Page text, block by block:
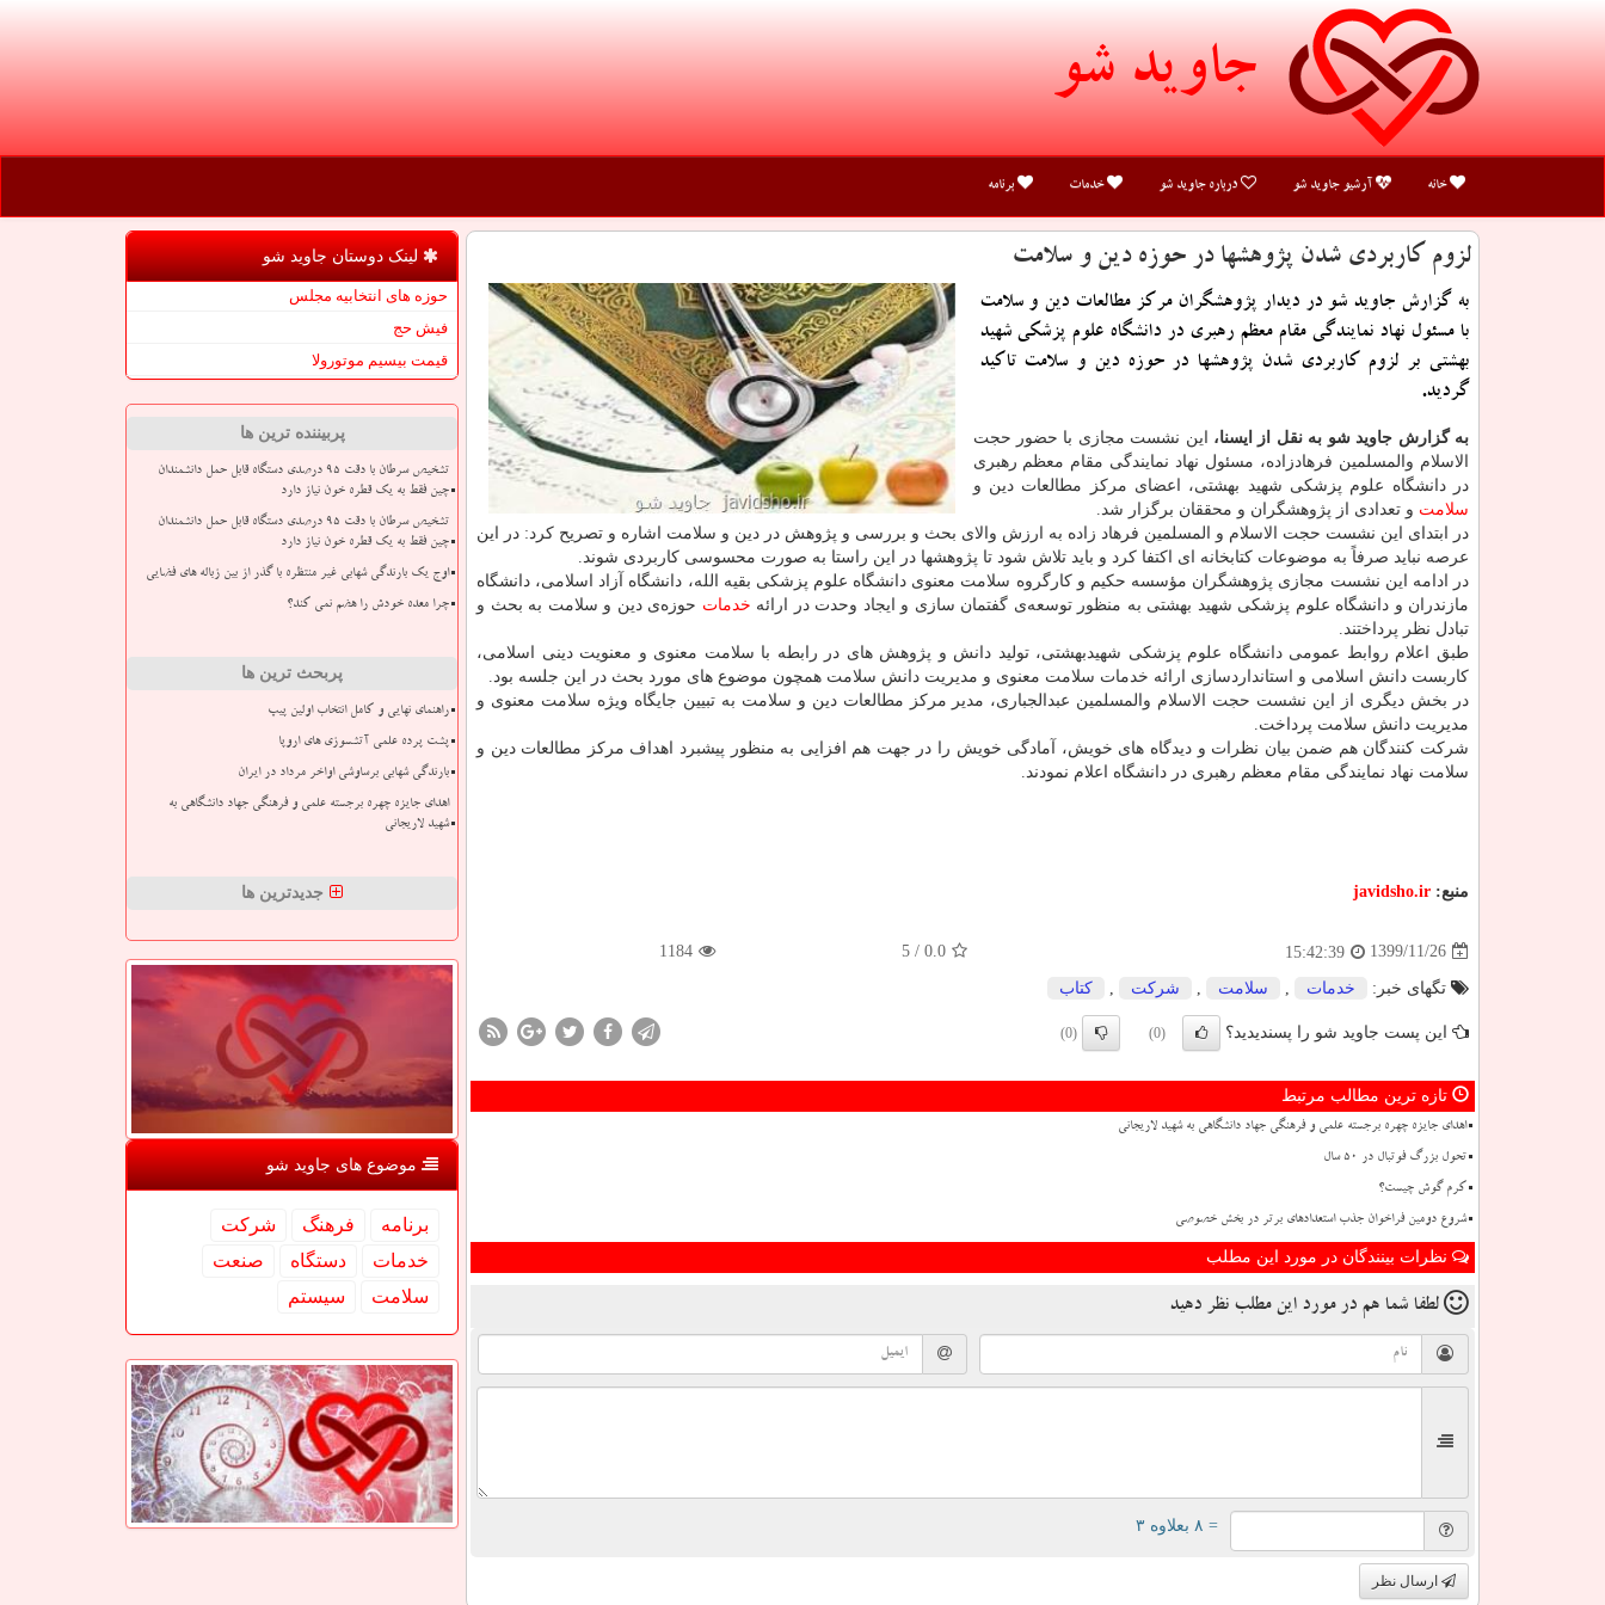
جاوید شو
خانه آرشیو جاوید شو درباره جاوید شو خدمات برنامه
لزوم كاربردی شدن پژوهشها در حوزه دین و سلامت
به گزارش جاوید شو در دیدار پژوهشگران مرکز مطالعات دین و سلامت
با مسئول نهاد نمایندگی مقام معظم رهبری در دانشگاه علوم پزشکی شهید
بهشتی بر لزوم کاربردی شدن پژوهشها در حوزه دین و سلامت تاکید
گردید.
به گزارش جاوید شو به نقل از ایسنا،
این نشست مجازی با حضور حجت
الاسلام والمسلمین فرهادزاده، مسئول نهاد نمایندگی مقام معظم رهبری
در دانشگاه علوم پزشکی شهید بهشتی، اعضای مرکز مطالعات دین و
سلامت و تعدادی از پژوهشگران و محققان برگزار شد.
در ابتدای این نشست حجت الاسلام و المسلمین فرهاد زاده به ارزش والای بحث و بررسی و پژوهش در دین و سلامت اشاره و تصریح کرد: در این
عرصه نباید صرفاً به موضوعات کتابخانه ای اکتفا کرد و باید تلاش شود تا پژوهشها در این راستا به صورت محسوسی کاربردی شوند.
در ادامه این نشست مجازی پژوهشگران مؤسسه حکیم و کارگروه سلامت معنوی دانشگاه علوم پزشکی بقیه الله، دانشگاه آزاد اسلامی، دانشگاه
مازندران و دانشگاه علوم پزشکی شهید بهشتی به منظور توسعه‌ی گفتمان سازی و ایجاد وحدت در ارائه خدمات حوزه‌ی دین و سلامت به بحث و
تبادل نظر پرداختند.
طبق اعلام روابط عمومی دانشگاه علوم پزشکی شهیدبهشتی، تولید دانش و پژوهش های در رابطه با سلامت معنوی و معنویت دینی اسلامی،
کاربست دانش اسلامی و استانداردسازی ارائه خدمات سلامت معنوی و مدیریت دانش سلامت همچون موضوع های مورد بحث در این جلسه بود.
در بخش دیگری از این نشست حجت الاسلام والمسلمین عبدالجباری، مدیر مرکز مطالعات دین و سلامت به تبیین جایگاه ویژه سلامت معنوی و
مدیریت دانش سلامت پرداخت.
شرکت کنندگان هم ضمن بیان نظرات و دیدگاه های خویش، آمادگی خویش را در جهت هم افزایی به منظور پیشبرد اهداف مرکز مطالعات دین و
سلامت نهاد نمایندگی مقام معظم رهبری در دانشگاه اعلام نمودند.
منبع: javidsho.ir
1399/11/26
15:42:39
0.0
/ 5
1184
تگهای خبر: خدمات سلامت شركت كتاب
این پست جاوید شو را پسندیدید؟ (0)
(0)
تازه ترین مطالب مرتبط
اهدای جایزه چهره برجسته علمی و فرهنگی جهاد دانشگاهی به شهید لاریجانی
تحول بزرگ فوتبال در ۵۰ سال
کرم گوش چیست؟
شروع دومین فراخوان جذب استعدادهای برتر در بخش خصوصی
نظرات بینندگان در مورد این مطلب
لطفا شما هم در مورد این مطلب نظر دهید
= ۸ بعلاوه ۳
ارسال نظر
لینک دوستان جاوید شو
حوزه های انتخابیه مجلس
فیش حج
قیمت بیسیم موتورولا
پربیننده ترین ها
تشخیص سرطان با دقت ۹۵ درصدی دستگاه قابل حمل دانشمندان
چین فقط به یک قطره خون نیاز دارد
تشخیص سرطان با دقت ۹۵ درصدی دستگاه قابل حمل دانشمندان
چین فقط به یک قطره خون نیاز دارد
اوج یک بارندگی شهابی غیر منتظره با گذر از بین زباله های فضایی
چرا معده خودش را هضم نمی کند؟
پربحث ترین ها
راهنمای نهایی و کامل انتخاب اولین پیپ
پشت پرده علمی آتشسوزی های اروپا
بارندگی شهابی برساوشی اواخر مرداد در ایران
اهدای جایزه چهره برجسته علمی و فرهنگی جهاد دانشگاهی به
شهید لاریجانی
جدیدترین ها
موضوع های جاوید شو
برنامه فرهنگ
شركت
خدمات
دستگاه
صنعت
سلامت
سیستم